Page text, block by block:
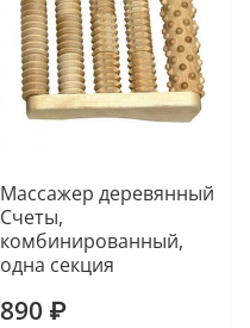
Массажер деревянный
Счеты,
комбинированный,
одна секция
890 ₽